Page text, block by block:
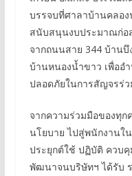
บรรจบที่ศาลาบ้านคลอง
สนับสนุนงบประมาณก่อ
จากถนนสาย 344 บ้านบึ
บ้านหนองน้ำขาว เพื่ออ
ปลอดภัยในการสัญจรร่
จากความร่วมมือของทุ
นโยบาย ไปสู่พนักงานใ
ประยุกต์ใช้ ปฏิบัติ ควบ
พัฒนาจนบริษัทฯ ได้รับ ร